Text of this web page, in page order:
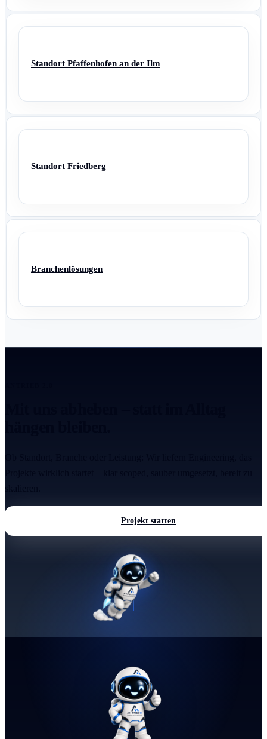
Standort Pfaffenhofen an der Ilm
Standort Friedberg
Branchenlösungen
Projekt starten